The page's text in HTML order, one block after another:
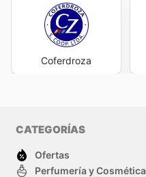
Coferdroza
CATEGORÍAS
Ofertas
Perfumería y Cosmética